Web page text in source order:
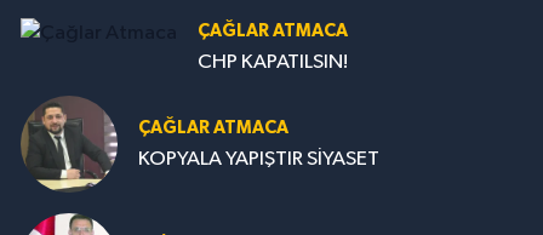
ÇAĞLAR ATMACA
CHP KAPATILSIN!
ÇAĞLAR ATMACA
KOPYALA YAPIŞTIR SİYASET